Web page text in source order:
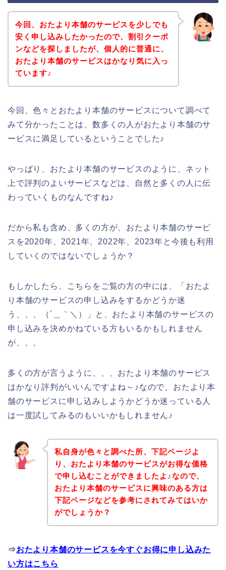
今回、おたより本舗のサービスを少しでも
安く申し込みしたかったので、割引クーポ
ンなどを探しましたが、個人的に普通に、
おたより本舗のサービスはかなり気に入っ
ています♪
今回、色々とおたより本舗のサービスについて調べて
みて分かったことは、数多くの人がおたより本舗のサ
ービスに満足しているということでした♪
やっぱり、おたより本舗のサービスのように、ネット
上で評判のよいサービスなどは、自然と多くの人に伝
わっていくものなんですね♪
だから私も含め、多くの方が、おたより本舗のサービ
スを2020年、2021年、2022年、2023年と今後も利用
していくのではないでしょうか？
もしかしたら、こちらをご覧の方の中には、「おたよ
り本舗のサービスの申し込みをするかどうか迷
う、、、（´＿｀＼）」と、おたより本舗のサービスの
申し込みを決めかねている方もいるかもしれません
が、、、
多くの方が言うように、、、おたより本舗のサービス
はかなり評判がいいんですよね～♪なので、おたより本
舗のサービスに申し込みしようかどうか迷っている人
は一度試してみるのもいいかもしれません♪
私自身が色々と調べた所、下記ページよ
り、おたより本舗のサービスがお得な価格
で申し込むことができましたよ♪なので、
おたより本舗のサービスに興味のある方は
下記ページなどを参考にされてみてはいか
がでしょうか？
⇒おたより本舗のサービスを今すぐお得に申し込みた
い方はこちら